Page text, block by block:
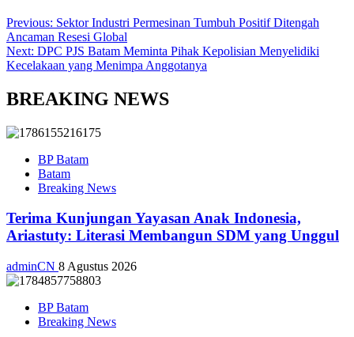
Previous: Sektor Industri Permesinan Tumbuh Positif Ditengah
Ancaman Resesi Global
Next: DPC PJS Batam Meminta Pihak Kepolisian Menyelidiki
Kecelakaan yang Menimpa Anggotanya
BREAKING NEWS
BP Batam
Batam
Breaking News
Terima Kunjungan Yayasan Anak Indonesia,
Ariastuty: Literasi Membangun SDM yang Unggul
adminCN 8 Agustus 2026
BP Batam
Breaking News